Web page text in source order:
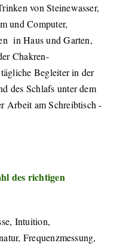
von Steinewasser,
und Computer,
in Haus und Garten,
Chakren-
Begleiter in der
des Schlafs unter dem
Arbeit am Schreibtisch -
des richtigen
Intuition,
Frequenzmessung,